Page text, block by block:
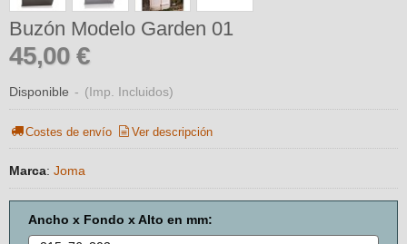
Buzón Modelo Garden 01
45,00 €
Disponible - (Imp. Incluidos)
Costes de envío Ver descripción
Marca: Joma
Ancho x Fondo x Alto en mm: